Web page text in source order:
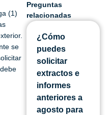
(1)
se
Preguntas
relacionadas
¿Cómo
puedes
solicitar
extractos e
informes
anteriores a
agosto para